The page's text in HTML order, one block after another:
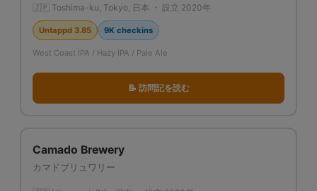
🇯🇵 Toshima-ku, Tokyo, 日本 ・ 設立 2020年
Untappd 3.85 9K checkins
West Coast IPA / Hazy IPA / Pale Ale
📝 訪問記を読む
Camado Brewery
カマドブリュワリー